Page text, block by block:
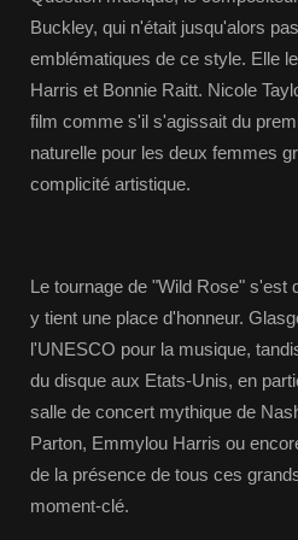
Buckley, qui n'était jusqu'alors
emblématiques de ce style. Elle
Harris et Bonnie Raitt. Nicole
film comme s'il s'agissait du
naturelle pour les deux femmes
complicité artistique.
Le tournage de "Wild Rose" s'est
y tient une place d'honneur.
l'UNESCO pour la musique,
du disque aux Etats-Unis, en
salle de concert mythique de
Parton, Emmylou Harris ou
de la présence de tous ces
moment-clé.